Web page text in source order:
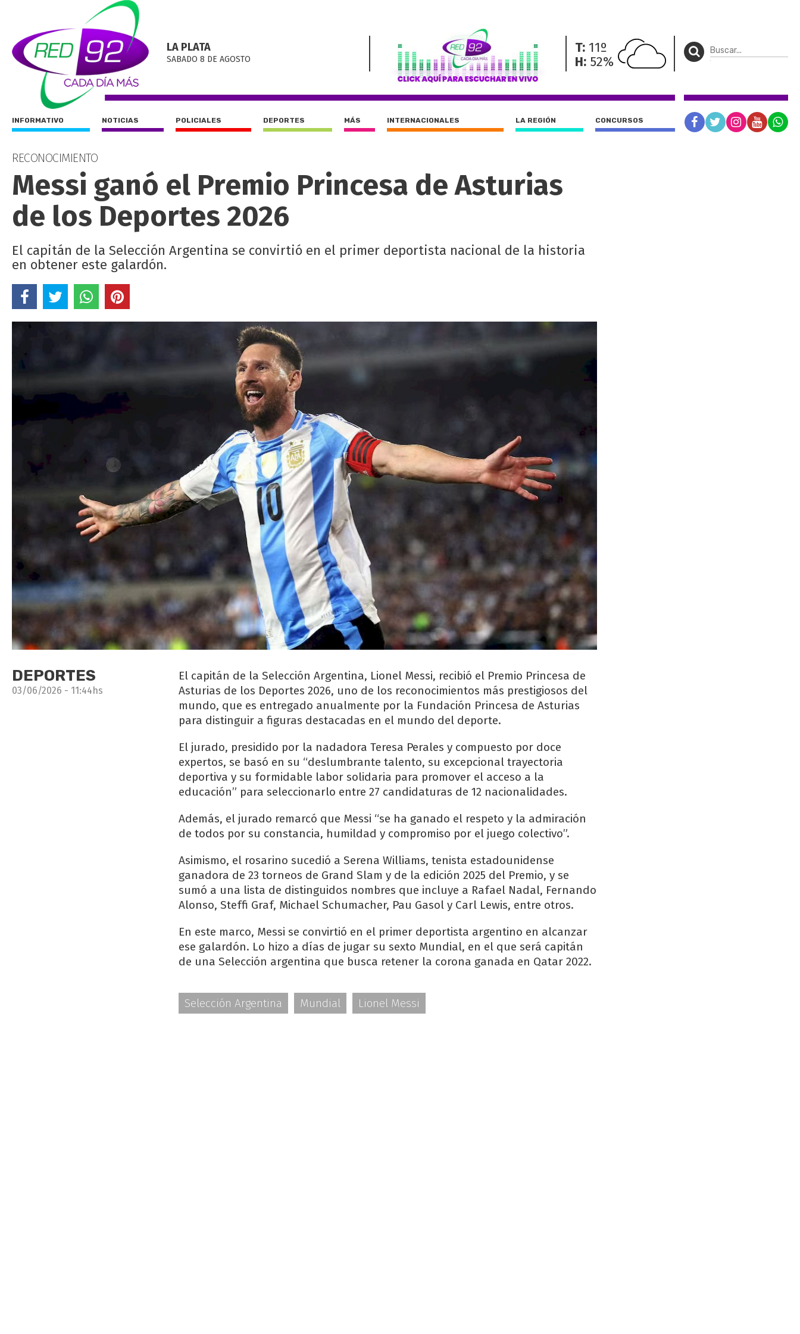
LA PLATA
SABADO 8 DE AGOSTO
T: 11º
H: 52%
INFORMATIVO NOTICIAS POLICIALES DEPORTES MÁS INTERNACIONALES LA REGIÓN CONCURSOS
RECONOCIMIENTO
Messi ganó el Premio Princesa de Asturias
de los Deportes 2026
El capitán de la Selección Argentina se convirtió en el primer deportista nacional de la historia
en obtener este galardón.
DEPORTES
03/06/2026 - 11:44hs
El capitán de la Selección Argentina, Lionel Messi, recibió el Premio Princesa de
Asturias de los Deportes 2026, uno de los reconocimientos más prestigiosos del
mundo, que es entregado anualmente por la Fundación Princesa de Asturias
para distinguir a figuras destacadas en el mundo del deporte.
El jurado, presidido por la nadadora Teresa Perales y compuesto por doce
expertos, se basó en su “deslumbrante talento, su excepcional trayectoria
deportiva y su formidable labor solidaria para promover el acceso a la
educación” para seleccionarlo entre 27 candidaturas de 12 nacionalidades.
Además, el jurado remarcó que Messi “se ha ganado el respeto y la admiración
de todos por su constancia, humildad y compromiso por el juego colectivo”.
Asimismo, el rosarino sucedió a Serena Williams, tenista estadounidense
ganadora de 23 torneos de Grand Slam y de la edición 2025 del Premio, y se
sumó a una lista de distinguidos nombres que incluye a Rafael Nadal, Fernando
Alonso, Steffi Graf, Michael Schumacher, Pau Gasol y Carl Lewis, entre otros.
En este marco, Messi se convirtió en el primer deportista argentino en alcanzar
ese galardón. Lo hizo a días de jugar su sexto Mundial, en el que será capitán
de una Selección argentina que busca retener la corona ganada en Qatar 2022.
Selección Argentina Mundial Lionel Messi